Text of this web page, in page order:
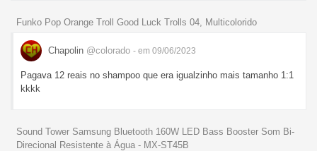
Funko Pop Orange Troll Good Luck Trolls 04, Multicolorido
Chapolin @colorado - em 09/06/2023
Pagava 12 reais no shampoo que era igualzinho mais tamanho 1:1
kkkk
Sound Tower Samsung Bluetooth 160W LED Bass Booster Som Bi-
Direcional Resistente à Água - MX-ST45B